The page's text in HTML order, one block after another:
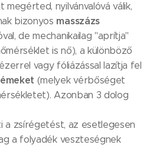
nyilvánvalóvá válik,
bizonyos masszázs
de mechanikailag "aprítja"
is nő), a különböző
vagy fóliázással lazítja fel
(melyek vérbőséget
Azonban 3 dolog
a zsírégetést, az esetlegesen
a folyadék veszteségnek